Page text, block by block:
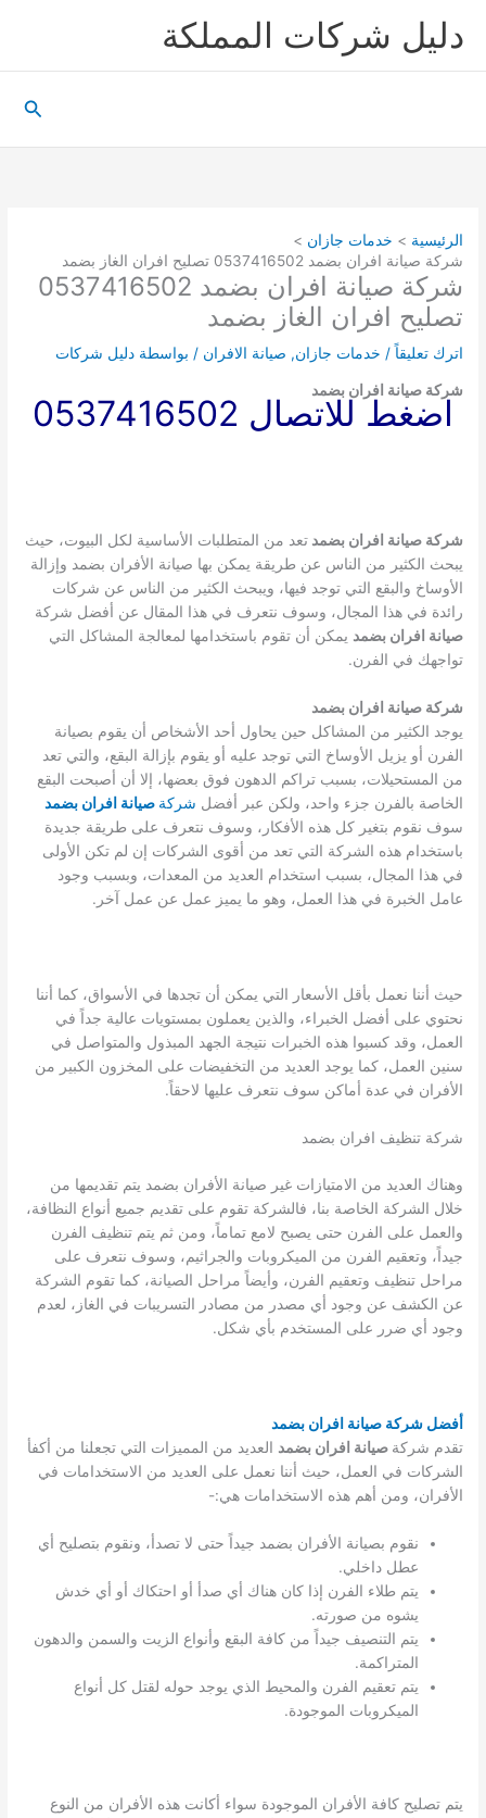
دليل شركات المملكة
الرئيسية
خدمات جازان
شركة صيانة افران بضمد 0537416502 تصليح افران الغاز بضمد
شركة صيانة افران بضمد 0537416502
تصليح افران الغاز بضمد
اترك تعليقاً / خدمات جازان, صيانة الافران / بواسطة دليل شركات
شركة صيانة افران بضمد
اضغط للاتصال 0537416502
شركة صيانة افران بضمدتعد من المتطلبات الأساسية لكل البيوت، حيث
يبحث الكثير من الناس عن طريقة يمكن بها صيانة الأفران بضمد وإزالة
الأوساخ والبقع التي توجد فيها، ويبحث الكثير من الناس عن شركات
رائدة في هذا المجال، وسوف نتعرف في هذا المقال عن أفضل شركة
صيانة افران بضمد يمكن أن تقوم باستخدامها لمعالجة المشاكل التي
تواجهك في الفرن.
شركة صيانة افران بضمد
يوجد الكثير من المشاكل حين يحاول أحد الأشخاص أن يقوم بصيانة
الفرن أو يزيل الأوساخ التي توجد عليه أو يقوم بإزالة البقع، والتي تعد
من المستحيلات، بسبب تراكم الدهون فوق بعضها، إلا أن أصبحت البقع
الخاصة بالفرن جزء واحد، ولكن عبر أفضل شركة صيانة افران بضمد
سوف نقوم بتغير كل هذه الأفكار، وسوف نتعرف على طريقة جديدة
باستخدام هذه الشركة التي تعد من أقوى الشركات إن لم تكن الأولى
في هذا المجال، بسبب استخدام العديد من المعدات، وبسبب وجود
عامل الخبرة في هذا العمل، وهو ما يميز عمل عن عمل آخر.
حيث أننا نعمل بأقل الأسعار التي يمكن أن تجدها في الأسواق، كما أننا
نحتوي على أفضل الخبراء، والذين يعملون بمستويات عالية جداً في
العمل، وقد كسبوا هذه الخبرات نتيجة الجهد المبذول والمتواصل في
سنين العمل، كما يوجد العديد من التخفيضات على المخزون الكبير من
الأفران في عدة أماكن سوف نتعرف عليها لاحقاً.
شركة تنظيف افران بضمد
وهناك العديد من الامتيازات غير صيانة الأفران بضمد يتم تقديمها من
خلال الشركة الخاصة بنا، فالشركة تقوم على تقديم جميع أنواع النظافة،
والعمل على الفرن حتى يصبح لامع تماماً، ومن ثم يتم تنظيف الفرن
جيداً، وتعقيم الفرن من الميكروبات والجراثيم، وسوف نتعرف على
مراحل تنظيف وتعقيم الفرن، وأيضاً مراحل الصيانة، كما تقوم الشركة
عن الكشف عن وجود أي مصدر من مصادر التسريبات في الغاز، لعدم
وجود أي ضرر على المستخدم بأي شكل.
أفضل شركة صيانة افران بضمد
تقدم شركة صيانة افران بضمد العديد من المميزات التي تجعلنا من أكفأ
الشركات في العمل، حيث أننا نعمل على العديد من الاستخدامات في
الأفران، ومن أهم هذه الاستخدامات هي:-
نقوم بصيانة الأفران بضمد جيداً حتى لا تصدأ، ونقوم بتصليح أي
عطل داخلي.
يتم طلاء الفرن إذا كان هناك أي صدأ أو احتكاك أو أي خدش
يشوه من صورته.
يتم التنصيف جيداً من كافة البقع وأنواع الزيت والسمن والدهون
المتراكمة.
يتم تعقيم الفرن والمحيط الذي يوجد حوله لقتل كل أنواع
الميكروبات الموجودة.
يتم تصليح كافة الأفران الموجودة سواء أكانت هذه الأفران من النوع